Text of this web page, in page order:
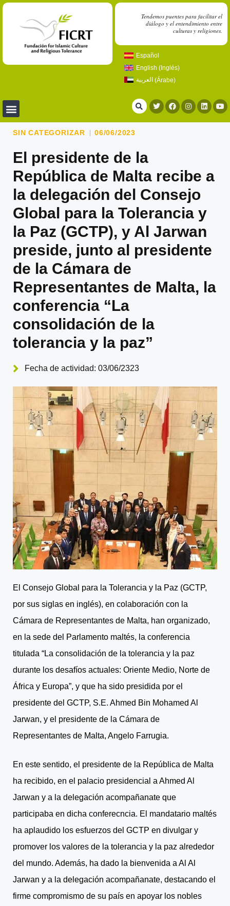
Tendemos puentes para facilitar el
diálogo y el entendimiento entre
culturas y religiones.
Español
English (Inglés)
العربية (Árabe)
SIN CATEGORIZAR 06/06/2023
El presidente de la
República de Malta recibe a
la delegación del Consejo
Global para la Tolerancia y
la Paz (GCTP), y Al Jarwan
preside, junto al presidente
de la Cámara de
Representantes de Malta, la
conferencia “La
consolidación de la
tolerancia y la paz”
Fecha de actividad: 03/06/2323
El Consejo Global para la Tolerancia y la Paz (GCTP,
por sus siglas en inglés), en colaboración con la
Cámara de Representantes de Malta, han organizado,
en la sede del Parlamento maltés, la conferencia
titulada “La consolidación de la tolerancia y la paz
durante los desafíos actuales: Oriente Medio, Norte de
África y Europa”, y que ha sido presidida por el
presidente del GCTP, S.E. Ahmed Bin Mohamed Al
Jarwan, y el presidente de la Cámara de
Representantes de Malta, Angelo Farrugia.
En este sentido, el presidente de la República de Malta
ha recibido, en el palacio presidencial a Ahmed Al
Jarwan y a la delegación acompañanate que
participaba en dicha conferecncia. El mandatario maltés
ha aplaudido los esfuerzos del GCTP en divulgar y
promover los valores de la tolerancia y la paz alrededor
del mundo. Además, ha dado la bienvenida a Al Al
Jarwan y a la delegación acompañanate, destacando el
firme compromismo de su país en apoyar los nobles